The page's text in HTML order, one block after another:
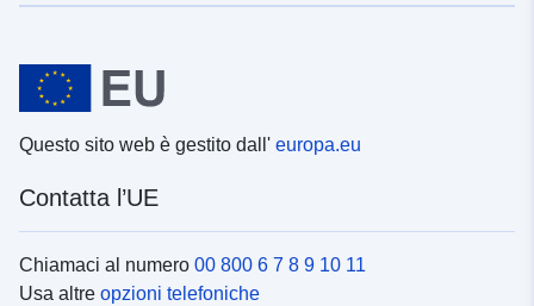
Questo sito web è gestito dall' europa.eu
Contatta l’UE
Chiamaci al numero 00 800 6 7 8 9 10 11
Usa altre opzioni telefoniche